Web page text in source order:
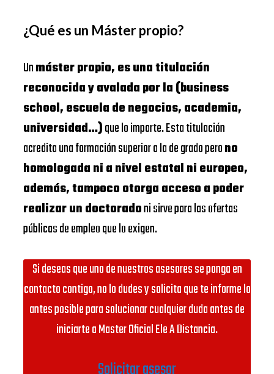
¿Qué es un Máster propio?
Unmáster propio, es una titulación
reconocida y avalada por la (business
school, escuela de negocios, academia,
universidad…)que lo imparte. Esta titulación
acredita una formación superior a la de grado perono
homologada ni a nivel estatal ni europeo,
además, tampoco otorga acceso a poder
realizar un doctoradoni sirve para las ofertas
públicas de empleo que lo exigen.
Si deseas que uno de nuestros asesores se ponga en
contacto contigo, no lo dudes y solicita que te informe lo
antes posible para solucionar cualquier duda antes de
iniciarte a Master Oficial Ele A Distancia.